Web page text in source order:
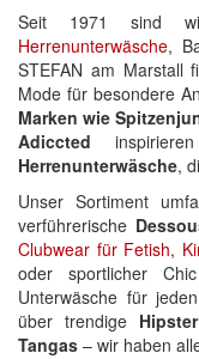
Seit 1971 sind
Herrenunterwäsche,
STEFAN am Marstall
Mode für besondere
Marken wie
Adiccted
Herrenunterwäsche,
Unser Sortiment
verführerische
Clubwear für Fetish,
oder sportlicher
Unterwäsche für
über trendige Hipster
Tangas – wir haben